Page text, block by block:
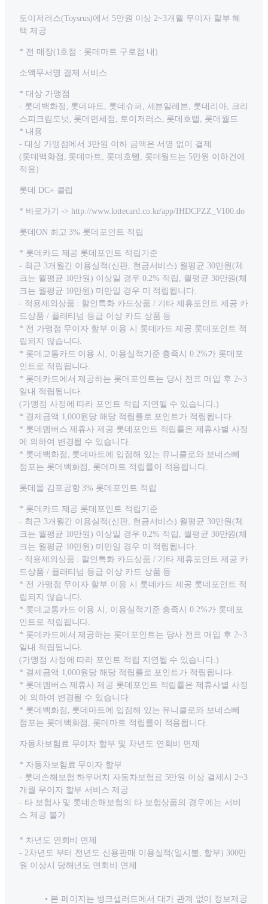
토이저러스(Toysrus)에서 5만원 이상 2~3개월 무이자 할부 혜
택 제공
* 전 매장(1호점 : 롯데마트 구로점 내)
소액무서명 결제 서비스
* 대상 가맹점
- 롯데백화점, 롯데마트, 롯데슈퍼, 세븐일레븐, 롯데리아, 크리
스피크림도넛, 롯데면세점, 토이저러스, 롯데호텔, 롯데월드
* 내용
- 대상 가맹점에서 3만원 이하 금액은 서명 없이 결제
(롯데백화점, 롯데마트, 롯데호텔, 롯데월드는 5만원 이하건에
적용)
롯데 DC+ 클럽
* 바로가기 -> http://www.lottecard.co.kr/app/IHDCPZZ_V100.do
롯데ON 최고 3% 롯데포인트 적립
* 롯데카드 제공 롯데포인트 적립기준
- 최근 3개월간 이용실적(신판, 현금서비스) 월평균 30만원(체
크는 월평균 10만원) 이상일 경우 0.2% 적립, 월평균 30만원(체
크는 월평균 10만원) 미만일 경우 미 적립됩니다.
- 적용제외상품 : 할인특화 카드상품 / 기타 제휴포인트 제공 카
드상품 / 플래티넘 등급 이상 카드 상품 등
* 전 가맹점 무이자 할부 이용 시 롯데카드 제공 롯데포인트 적
립되지 않습니다.
* 롯데교통카드 이용 시, 이용실적기준 충족시 0.2%가 롯데포
인트로 적립됩니다.
* 롯데카드에서 제공하는 롯데포인트는 당사 전표 매입 후 2~3
일내 적립됩니다.
(가맹점 사정에 따라 포인트 적립 지연될 수 있습니다.)
* 결제금액 1,000원당 해당 적립률로 포인트가 적립됩니다.
* 롯데멤버스 제휴사 제공 롯데포인트 적립률은 제휴사별 사정
에 의하여 변경될 수 있습니다.
* 롯데백화점, 롯데마트에 입점해 있는 유니클로와 보네스뻬
점포는 롯데백화점, 롯데마트 적립률이 적용됩니다.
롯데몰 김포공항 3% 롯데포인트 적립
* 롯데카드 제공 롯데포인트 적립기준
- 최근 3개월간 이용실적(신판, 현금서비스) 월평균 30만원(체
크는 월평균 10만원) 이상일 경우 0.2% 적립, 월평균 30만원(체
크는 월평균 10만원) 미만일 경우 미 적립됩니다.
- 적용제외상품 : 할인특화 카드상품 / 기타 제휴포인트 제공 카
드상품 / 플래티넘 등급 이상 카드 상품 등
* 전 가맹점 무이자 할부 이용 시 롯데카드 제공 롯데포인트 적
립되지 않습니다.
* 롯데교통카드 이용 시, 이용실적기준 충족시 0.2%가 롯데포
인트로 적립됩니다.
* 롯데카드에서 제공하는 롯데포인트는 당사 전표 매입 후 2~3
일내 적립됩니다.
(가맹점 사정에 따라 포인트 적립 지연될 수 있습니다.)
* 결제금액 1,000원당 해당 적립률로 포인트가 적립됩니다.
* 롯데멤버스 제휴사 제공 롯데포인트 적립률은 제휴사별 사정
에 의하여 변경될 수 있습니다.
* 롯데백화점, 롯데마트에 입점해 있는 유니클로와 보네스뻬
점포는 롯데백화점, 롯데마트 적립률이 적용됩니다.
자동차보험료 무이자 할부 및 차년도 연회비 면제
* 자동차보험료 무이자 할부
- 롯데손해보험 하우머치 자동차보험료 5만원 이상 결제시 2~3
개월 무이자 할부 서비스 제공
- 타 보험사 및 롯데손해보험의 타 보험상품의 경우에는 서비
스 제공 불가
* 차년도 연회비 면제
- 2차년도 부터 전년도 신용판매 이용실적(일시불, 할부) 300만
원 이상시 당해년도 연회비 면제
본 페이지는 뱅크샐러드에서 대가 관계 없이 정보제공